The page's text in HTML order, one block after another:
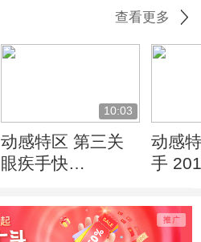
查看更多
10:03
动感特区 第三关
眼疾手快
动感
手